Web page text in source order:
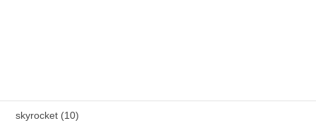
skyrocket (10)